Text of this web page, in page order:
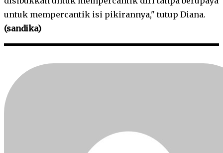
untuk mempercantik isi pikirannya," tutup Diana.
(sandika)